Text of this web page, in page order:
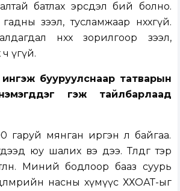
батлах эрсдэл бий болно.
зээл, тусламжаар нөхөхгүй.
нөхөх зорилгоор зээл,
үгүй.
бууруулснаар татварын
гэж тайлбарлаад
гаруй мянган иргэн л байгаа.
юу шалих вэ дээ. Төлдөг тэр
Миний бодлоор бааз суурь
насны хүмүүс ХХОАТ-ыг